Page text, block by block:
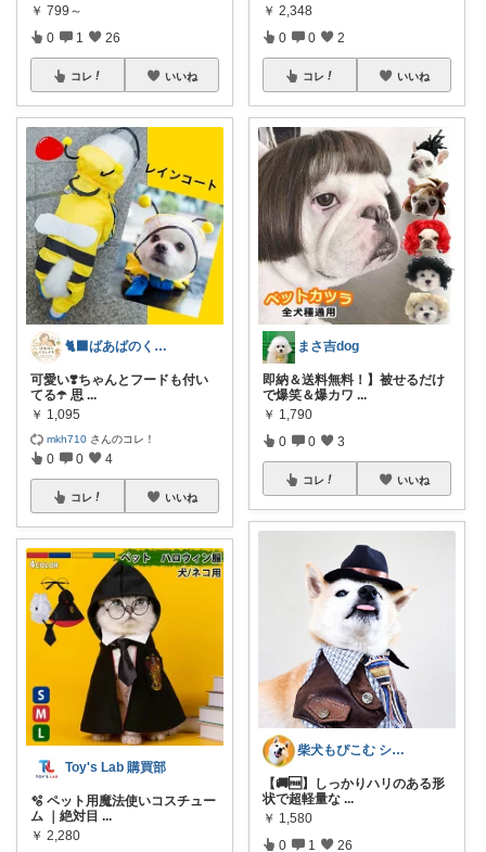
￥ 799～
0 1 26
コレ いいね
🐈‍⬛ばあばのくらしメモ🐾
可愛い❣️ちゃんとフードも付い
てる☂️ 思 ...
￥ 1,095
mkh710 さんのコレ！
0 0 4
コレ いいね
Toy's Lab 購買部
🫧 ペット用魔法使いコスチュー
ム ｜絶対目 ...
￥ 2,280
￥ 2,348
0 0 2
コレ いいね
まさ吉dog
即納＆送料無料！】被せるだけ
で爆笑＆爆カワ ...
￥ 1,790
0 0 3
コレ いいね
柴犬もぴこむ シニア犬との素敵な暮らし
【🚚🆓️】しっかりハリのある形
状で超軽量な ...
￥ 1,580
0 1 26